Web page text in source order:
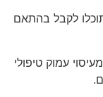
לקבל בהתאם
עמוק טיפולי